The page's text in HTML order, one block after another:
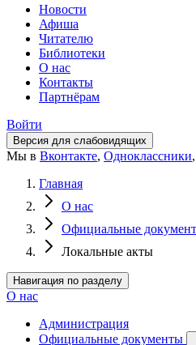
Новости
Афиша
Читателю
Библиотеки
О нас
Контакты
Партнёрам
Войти
Версия для слабовидящих
Мы в Вконтакте, Одноклассники,
Главная
О нас
Официальные
Локальные акты
Навигация по разделу
О нас
Администрация
Официальные документы